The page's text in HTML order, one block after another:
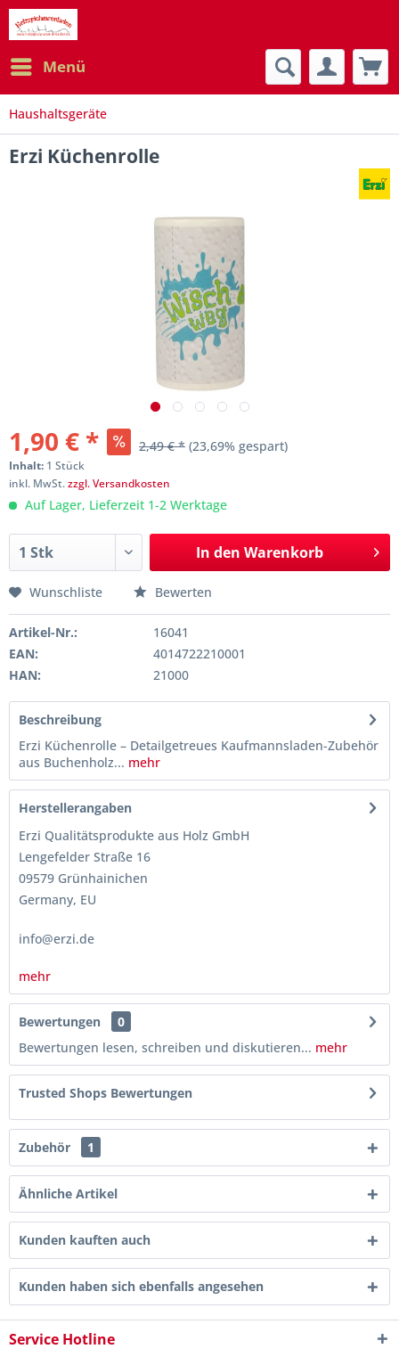
Menü
Haushaltsgeräte
Erzi Küchenrolle
1,90 € * 2,49 € * (23,69% gespart)
Inhalt: 1 Stück
inkl. MwSt.zzgl. Versandkosten
Auf Lager, Lieferzeit 1-2 Werktage
In den Warenkorb
Wunschliste Bewerten
Artikel-Nr.:
16041
EAN:
4014722210001
HAN:
21000
Beschreibung
Erzi Küchenrolle – Detailgetreues Kaufmannsladen-Zubehör
aus Buchenholz... mehr
Herstellerangaben
Erzi Qualitätsprodukte aus Holz GmbH
Lengefelder Straße 16
09579 Grünhainichen
Germany, EU
info@erzi.de
mehr
Bewertungen
0
Bewertungen lesen, schreiben und diskutieren... mehr
Trusted Shops Bewertungen
Zubehör 1
Ähnliche Artikel
Kunden kauften auch
Kunden haben sich ebenfalls angesehen
Service Hotline